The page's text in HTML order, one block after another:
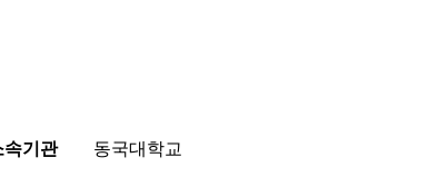
속기관 동국대학교